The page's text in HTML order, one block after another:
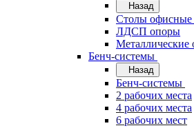
Назад
Cтолы офисные
ЛДСП опоры
Металлические
Бенч-системы
Назад
Бенч-системы
2 рабочих места
4 рабочих места
6 рабочих мест